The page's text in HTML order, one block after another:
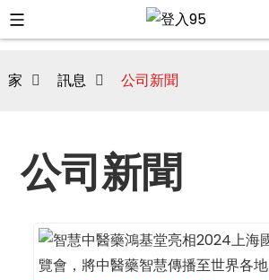
家 訊息 公司新聞
公司新聞